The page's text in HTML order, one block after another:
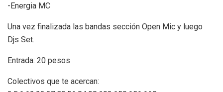
-Energia MC
Una vez finalizada las bandas sección Open Mic y luego
Djs Set.
Entrada: 20 pesos
Colectivos que te acercan: